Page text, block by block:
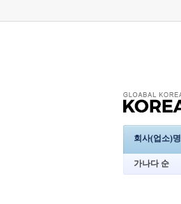
회사(업소)명
가나다 순